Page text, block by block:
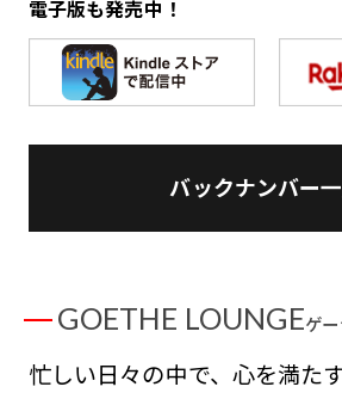
電子版も発売中！
バックナンバー
GOETHE LOUNGEゲ
忙しい日々の中で、心を満た